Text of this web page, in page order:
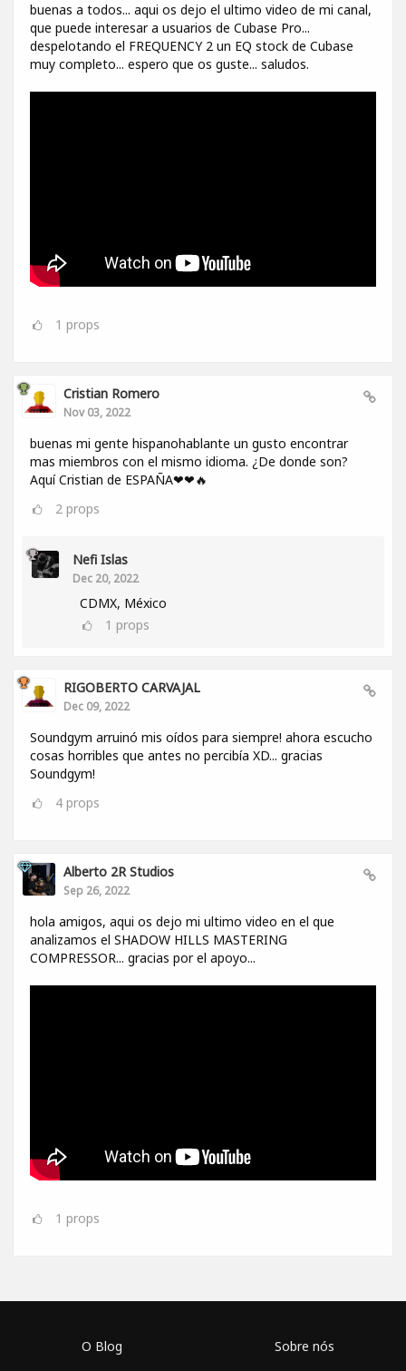
buenas a todos... aqui os dejo el ultimo video de mi canal,
que puede interesar a usuarios de Cubase Pro...
despelotando el FREQUENCY 2 un EQ stock de Cubase
muy completo... espero que os guste... saludos.
1 props
Cristian Romero
Nov 03, 2022
buenas mi gente hispanohablante un gusto encontrar
mas miembros con el mismo idioma. ¿De donde son?
Aquí Cristian de ESPAÑA❤❤🔥
2 props
Nefi Islas
Dec 20, 2022
CDMX, México
1 props
RIGOBERTO CARVAJAL
Dec 09, 2022
Soundgym arruinó mis oídos para siempre! ahora escucho
cosas horribles que antes no percibía XD... gracias
Soundgym!
4 props
Alberto 2R Studios
Sep 26, 2022
hola amigos, aqui os dejo mi ultimo video en el que
analizamos el SHADOW HILLS MASTERING
COMPRESSOR... gracias por el apoyo...
1 props
O Blog Sobre nós